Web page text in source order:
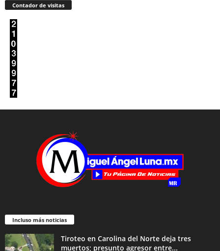
Contador de visitas
Incluso más noticias
Tiroteo en Carolina del Norte deja tres
muertos; presunto agresor entre...